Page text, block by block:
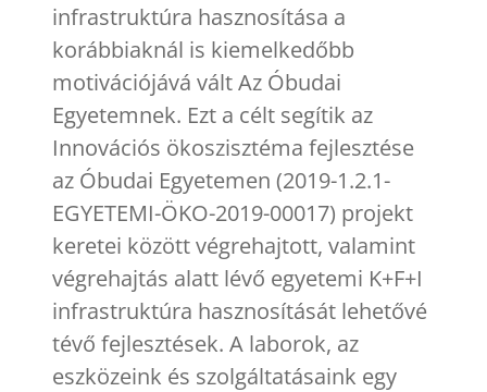
infrastruktúra hasznosítása a
korábbiaknál is kiemelkedőbb
motivációjává vált Az Óbudai
Egyetemnek. Ezt a célt segítik az
Innovációs ökoszisztéma fejlesztése
az Óbudai Egyetemen (2019-1.2.1-
EGYETEMI-ÖKO-2019-00017) projekt
keretei között végrehajtott, valamint
végrehajtás alatt lévő egyetemi K+F+I
infrastruktúra hasznosítását lehetővé
tévő fejlesztések. A laborok, az
eszközeink és szolgáltatásaink egy